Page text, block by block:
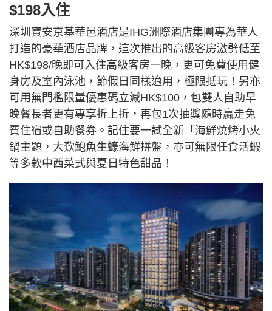
$198入住
深圳寶安京基華邑酒店是IHG洲際酒店集團專為華人
打造的豪華酒店品牌，這次推出的高級客房激劈低至
HK$198/晚即可入住高級客房一晚，更可免費使用健
身房及室內泳池，節假日同樣適用，極限抵玩！另亦
可用無門檻限量優惠碼立減HK$100，包雙人自助早
晚餐長者更有專享折上折，再包1次抽獎隨時贏走免
費住宿或自助餐券。記住要一試全新「海鮮燒烤小火
鍋主題，大歎鮑魚生蠔海鮮拼盤，亦可無限任食活蝦
等多款中西菜式與夏日特色甜品！